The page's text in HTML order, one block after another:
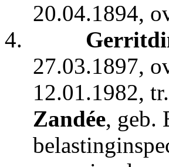
20.04.1894,
4.
27.03.1897,
12.01.1982, tr.
Zandée, geb.